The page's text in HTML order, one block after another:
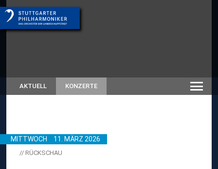
AKTUELL KONZERTE
MITTWOCH 11. MÄRZ 2026
// RÜCKSCHAU